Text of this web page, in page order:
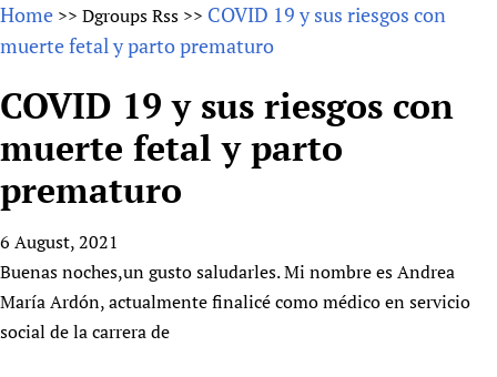
About
Why HIFA is needed
Vision and Strategy
HIFA, Universal Health Coverage and Human Rights
Achievements
Testimonials
HIFA Voices database
HIFA (Healthcare Information For All)
How to use the HIFA forums
CHIFA (child health and rights)
HIFA-French
HIFA-Portuguese
HIFA-Spanish
HIFA-Zambia 2011-2024
Projects
New! SPOTLIGHTS
mHealth
Open access
Substance use disorders
People
Country representatives
List view
Fundraising Working Group
Main Steering Group
Collaborate
Contact us
Home >> Dgroups Rss >> COVID 19 y sus riesgos con
muerte fetal y parto prematuro
COVID 19 y sus riesgos con
muerte fetal y parto
prematuro
6 August, 2021
Buenas noches,un gusto saludarles. Mi nombre es Andrea
María Ardón, actualmente finalicé como médico en servicio
social de la carrera de